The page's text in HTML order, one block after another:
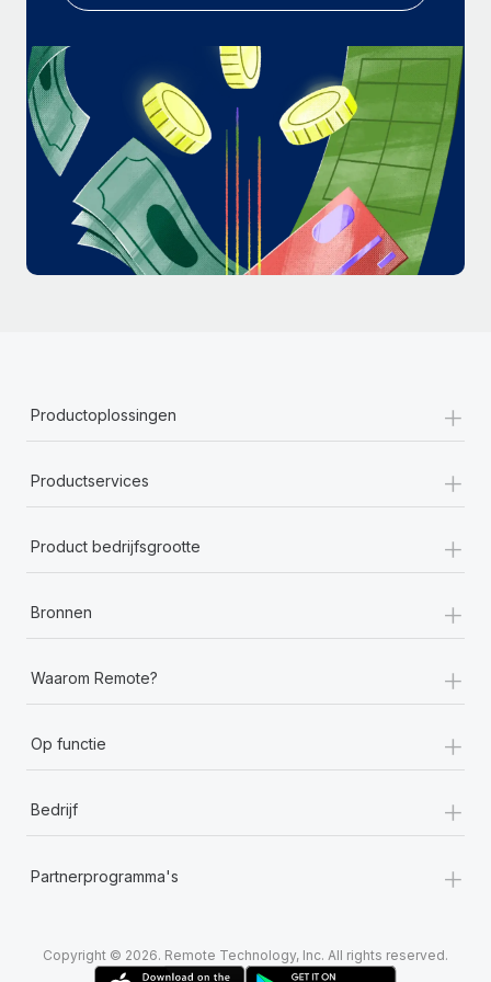
Productoplossingen +
Productservices +
Product bedrijfsgrootte +
Bronnen +
Waarom Remote? +
Op functie +
Bedrijf +
Partnerprogramma's +
Copyright © 2026. Remote Technology, Inc. All rights reserved.